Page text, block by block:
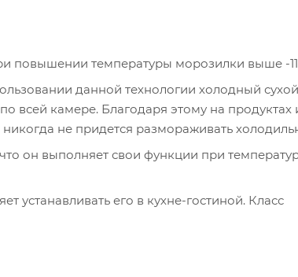
повышении температуры морозилки выше -
данной технологии холодный сухой
всей камере. Благодаря этому на продуктах
не придется размораживать
он выполняет свои функции при
устанавливать его в кухне-гостиной. Класс